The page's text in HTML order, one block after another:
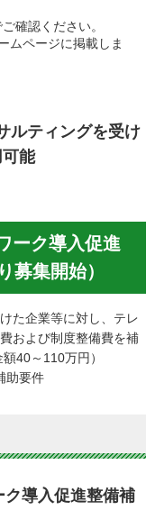
確認ください。
ムページに掲載しま
ルティングを受け
能
ーク導入促進
募集開始）
た企業等に対し、テレ
および制度整備費を補
40～110万円）
助要件
導入促進整備補